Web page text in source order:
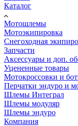
Каталог
Мотошлемы
Мотоэкипировка
Снегоходная
Запчасти
Аксессуары и доп.
Уцененные товары
Мотокроссовки и
Перчатки эндуро и
Шлемы Интеграл
Шлемы модуляр
Шлемы эндуро
Компания